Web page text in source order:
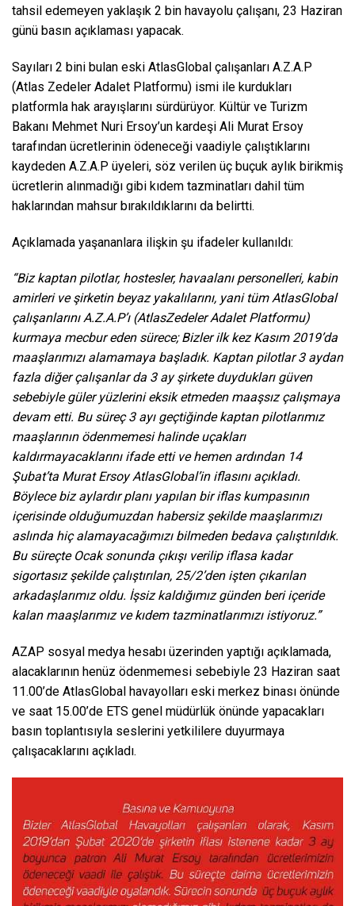
tahsil edemeyen yaklaşık 2 bin havayolu çalışanı, 23 Haziran
günü basın açıklaması yapacak.
Sayıları 2 bini bulan eski AtlasGlobal çalışanları A.Z.A.P
(Atlas Zedeler Adalet Platformu) ismi ile kurdukları
platformla hak arayışlarını sürdürüyor. Kültür ve Turizm
Bakanı Mehmet Nuri Ersoy’un kardeşi Ali Murat Ersoy
tarafından ücretlerinin ödeneceği vaadiyle çalıştıklarını
kaydeden A.Z.A.P üyeleri, söz verilen üç buçuk aylık birikmiş
ücretlerin alınmadığı gibi kıdem tazminatları dahil tüm
haklarından mahsur bırakıldıklarını da belirtti.
Açıklamada yaşananlara ilişkin şu ifadeler kullanıldı:
“Biz kaptan pilotlar, hostesler, havaalanı personelleri, kabin
amirleri ve şirketin beyaz yakalılarını, yani tüm AtlasGlobal
çalışanlarını A.Z.A.P’ı (AtlasZedeler Adalet Platformu)
kurmaya mecbur eden sürece; Bizler ilk kez Kasım 2019’da
maaşlarımızı alamamaya başladık. Kaptan pilotlar 3 aydan
fazla diğer çalışanlar da 3 ay şirkete duydukları güven
sebebiyle güler yüzlerini eksik etmeden maaşsız çalışmaya
devam etti. Bu süreç 3 ayı geçtiğinde kaptan pilotlarımız
maaşlarının ödenmemesi halinde uçakları
kaldırmayacaklarını ifade etti ve hemen ardından 14
Şubat’ta Murat Ersoy AtlasGlobal’in iflasını açıkladı.
Böylece biz aylardır planı yapılan bir iflas kumpasının
içerisinde olduğumuzdan habersiz şekilde maaşlarımızı
aslında hiç alamayacağımızı bilmeden bedava çalıştırıldık.
Bu süreçte Ocak sonunda çıkışı verilip iflasa kadar
sigortasız şekilde çalıştırılan, 25/2’den işten çıkarılan
arkadaşlarımız oldu. İşsiz kaldığımız günden beri içeride
kalan maaşlarımız ve kıdem tazminatlarımızı istiyoruz.”
AZAP sosyal medya hesabı üzerinden yaptığı açıklamada,
alacaklarının henüz ödenmemesi sebebiyle 23 Haziran saat
11.00’de AtlasGlobal havayolları eski merkez binası önünde
ve saat 15.00’de ETS genel müdürlük önünde yapacakları
basın toplantısıyla seslerini yetkililere duyurmaya
çalışacaklarını açıkladı.